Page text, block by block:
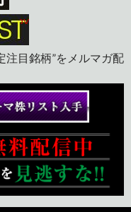
目銘柄”をメルマガ配